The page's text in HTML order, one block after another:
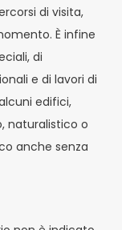
di visita,
È infine
di
e di lavori di
edifici,
naturalistico o
anche senza